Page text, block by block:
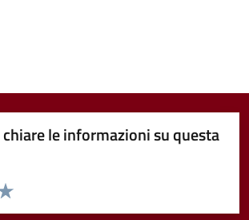
le informazioni su questa
la pagina
5 stelle su 5
4 stelle su 5
su 5
su 5
5